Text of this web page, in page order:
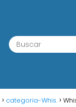
categoria-Whis.